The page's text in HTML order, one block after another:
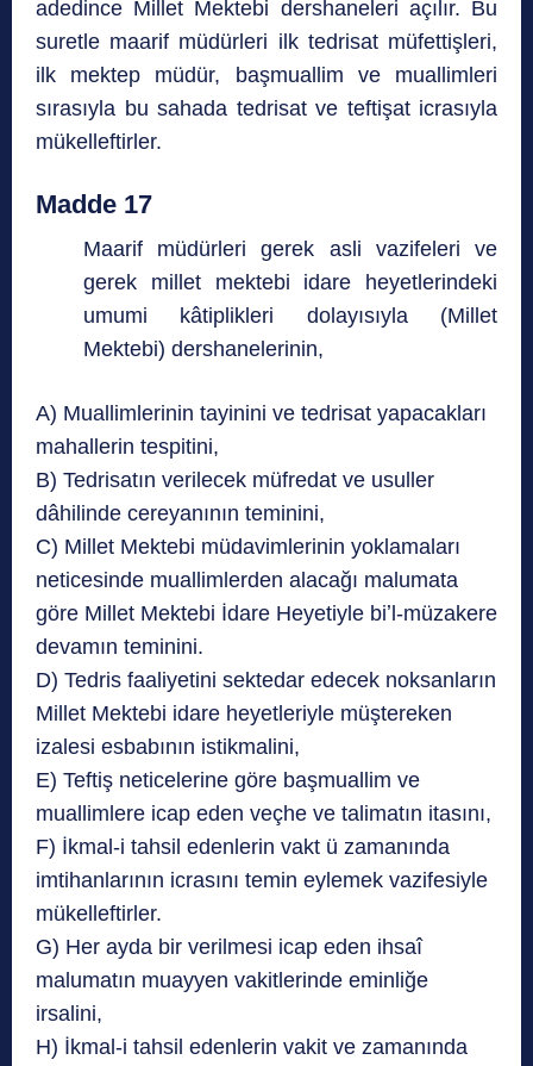
adedince Millet Mektebi dershaneleri açılır. Bu
suretle maarif müdürleri ilk tedrisat müfettişleri,
ilk mektep müdür, başmuallim ve muallimleri
sırasıyla bu sahada tedrisat ve teftişat icrasıyla
mükelleftirler.
Madde 17
Maarif müdürleri gerek asli vazifeleri ve
gerek millet mektebi idare heyetlerindeki
umumi kâtiplikleri dolayısıyla (Millet
Mektebi) dershanelerinin,
A) Muallimlerinin tayinini ve tedrisat yapacakları
mahallerin tespitini,
B) Tedrisatın verilecek müfredat ve usuller
dâhilinde cereyanının teminini,
C) Millet Mektebi müdavimlerinin yoklamaları
neticesinde muallimlerden alacağı malumata
göre Millet Mektebi İdare Heyetiyle biʼl-müzakere
devamın teminini.
D) Tedris faaliyetini sektedar edecek noksanların
Millet Mektebi idare heyetleriyle müştereken
izalesi esbabının istikmalini,
E) Teftiş neticelerine göre başmuallim ve
muallimlere icap eden veçhe ve talimatın itasını,
F) İkmal-i tahsil edenlerin vakt ü zamanında
imtihanlarının icrasını temin eylemek vazifesiyle
mükelleftirler.
G) Her ayda bir verilmesi icap eden ihsaî
malumatın muayyen vakitlerinde eminliğe
irsalini,
H) İkmal-i tahsil edenlerin vakit ve zamanında